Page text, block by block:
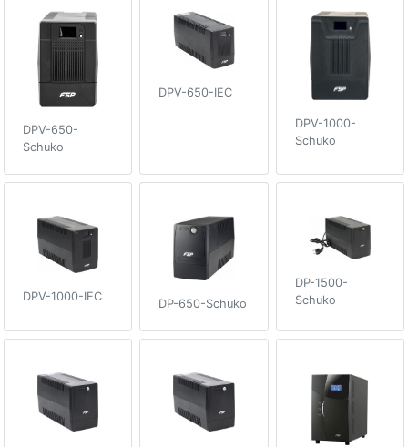
DPV-650-
Schuko
DPV-650-IEC
DPV-1000-
Schuko
DPV-1000-IEC DP-650-Schuko
DP-1500-
Schuko